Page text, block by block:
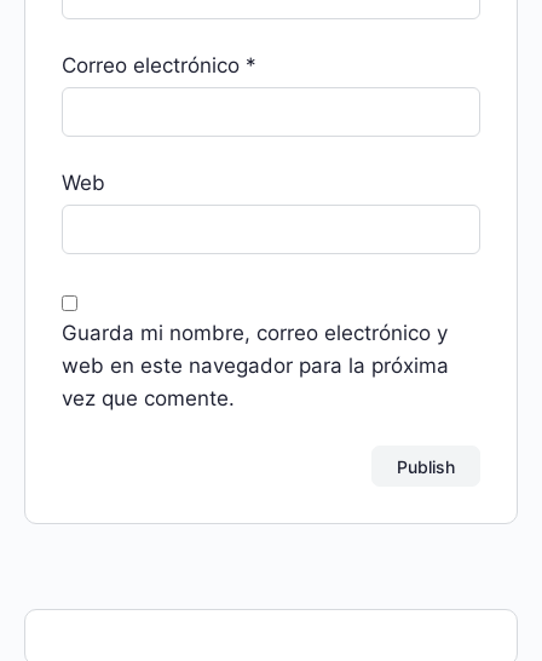
Correo electrónico *
Web
Guarda mi nombre, correo electrónico y
web en este navegador para la próxima
vez que comente.